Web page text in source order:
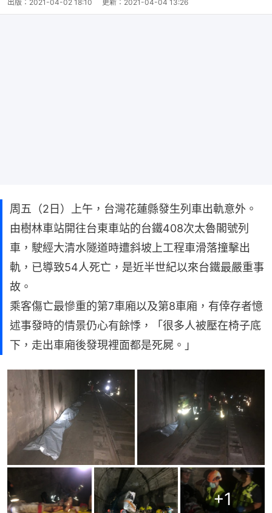
出版： 2021-04-02 18:10 更新： 2021-04-04 13:26
周五（2日）上午，台灣花蓮縣發生列車出軌意外。
由樹林車站開往台東車站的台鐵408次太魯閣號列
車，駛經大清水隧道時遭斜坡上工程車滑落撞擊出
軌，已導致54人死亡，是近半世紀以來台鐵最嚴重事
故。
乘客傷亡最慘重的第7車廂以及第8車廂，有倖存者憶
述事發時的情景仍心有餘悸，「很多人被壓在椅子底
下，走出車廂後發現裡面都是死屍。」
+1